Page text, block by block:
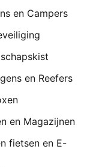
en Campers
en Reefers
en Magazijnen
fietsen en E-